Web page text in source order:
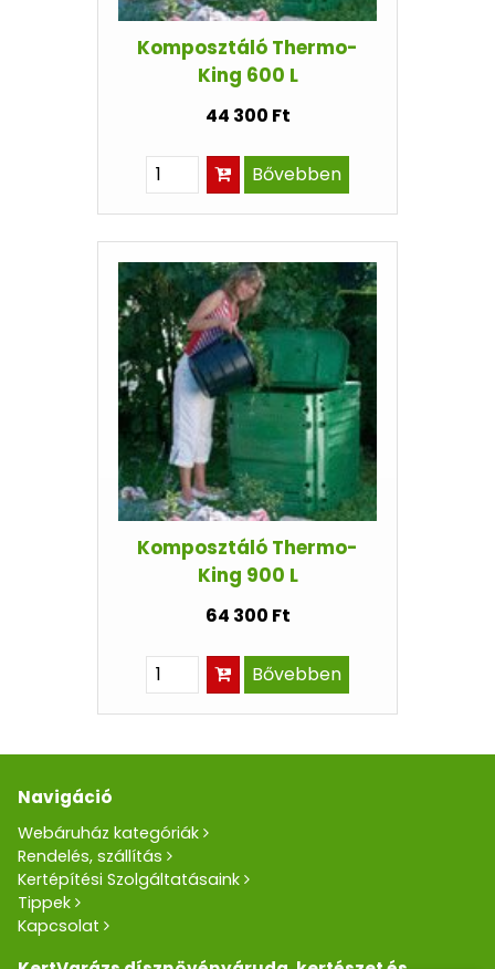
Komposztáló Thermo-
King 600 L
44 300 Ft
Bővebben
Komposztáló Thermo-
King 900 L
64 300 Ft
Bővebben
Navigáció
Webáruház kategóriák
Rendelés, szállítás
Kertépítési Szolgáltatásaink
Tippek
Kapcsolat